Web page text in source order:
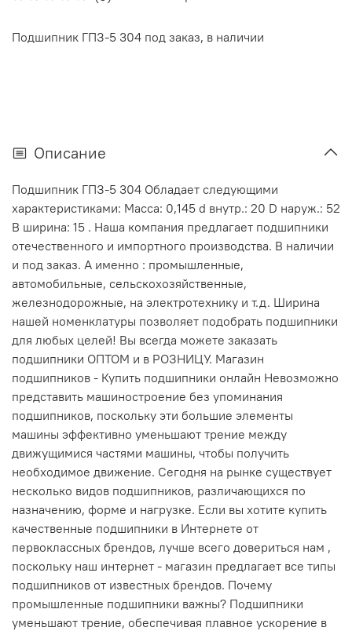
Подшипник ГПЗ-5 304 под заказ, в наличии
Описание
Подшипник ГПЗ-5 304 Обладает следующими
характеристиками: Масса: 0,145 d внутр.: 20 D наруж.: 52
В ширина: 15 . Наша компания предлагает подшипники
отечественного и импортного производства. В наличии
и под заказ. А именно : промышленные,
автомобильные, сельскохозяйственные,
железнодорожные, на электротехнику и т.д. Ширина
нашей номенклатуры позволяет подобрать подшипники
для любых целей! Вы всегда можете заказать
подшипники ОПТОМ и в РОЗНИЦУ. Магазин
подшипников - Купить подшипники онлайн Невозможно
представить машиностроение без упоминания
подшипников, поскольку эти большие элементы
машины эффективно уменьшают трение между
движущимися частями машины, чтобы получить
необходимое движение. Сегодня на рынке существует
несколько видов подшипников, различающихся по
назначению, форме и нагрузке. Если вы хотите купить
качественные подшипники в Интернете от
первоклассных брендов, лучше всего довериться нам ,
поскольку наш интернет - магазин предлагает все типы
подшипников от известных брендов. Почему
промышленные подшипники важны? Подшипники
уменьшают трение, обеспечивая плавное ускорение в